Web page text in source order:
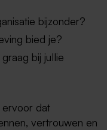
bijzonder?
bied je?
bij jullie
dat
vertrouwen en